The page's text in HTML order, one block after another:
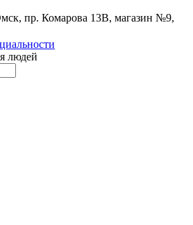
пр. Комарова 13В, магазин №9,
людей